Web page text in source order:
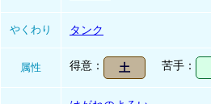
やくわり タンク
属性 得意 土 苦手